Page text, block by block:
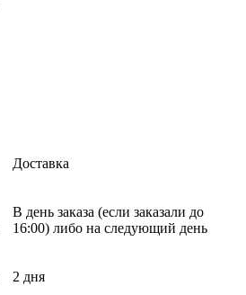
Доставка
В день заказа (если заказали до
16:00) либо на следующий день
2 дня